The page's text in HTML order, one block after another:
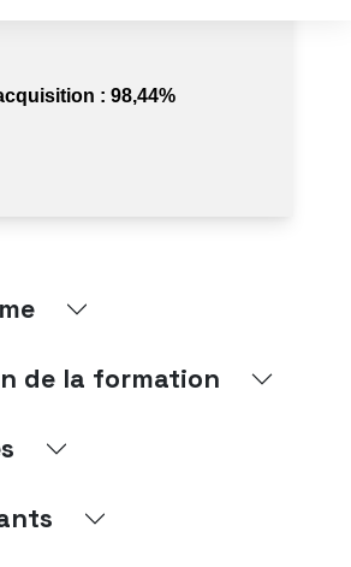
: 98,44%
de la formation